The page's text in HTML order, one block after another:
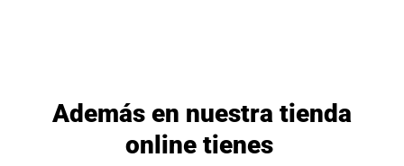
Además en nuestra tienda
online tienes